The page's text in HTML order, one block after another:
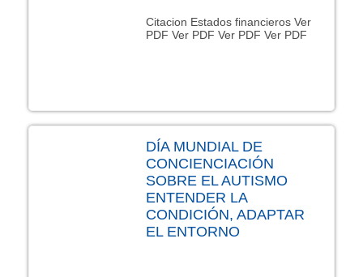
Citacion Estados financieros Ver
PDF Ver PDF Ver PDF Ver PDF
DÍA MUNDIAL DE
CONCIENCIACIÓN
SOBRE EL AUTISMO
ENTENDER LA
CONDICIÓN, ADAPTAR
EL ENTORNO